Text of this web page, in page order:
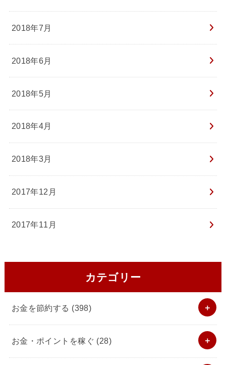
2018年7月
2018年6月
2018年5月
2018年4月
2018年3月
2017年12月
2017年11月
カテゴリー
お金を節約する (398)
お金・ポイントを稼ぐ (28)